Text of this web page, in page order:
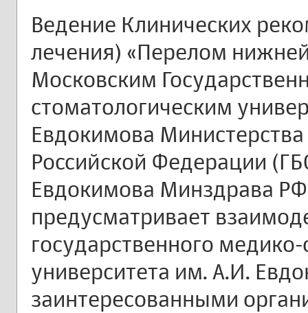
Ведение Клинических
лечения) «Перелом
Московским
стоматологическим
Евдокимова
Российской Федерации
Евдокимова Минздрава
предусматривает
государственного
университета им. А.И.
заинтересованными